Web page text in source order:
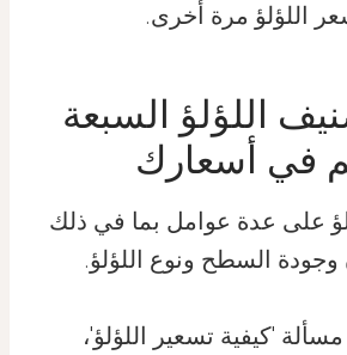
اللؤلؤ مرة أخرى.
اللؤلؤ السبعة
في أسعارك
على عدة عوامل بما في ذلك
وجودة السطح ونوع اللؤلؤ.
'كيفية تسعير اللؤلؤ'،